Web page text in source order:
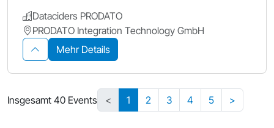
Dataciders PRODATO
PRODATO Integration Technology GmbH
Mehr Details
Insgesamt 40 Events < 1 2 3 4 5 >